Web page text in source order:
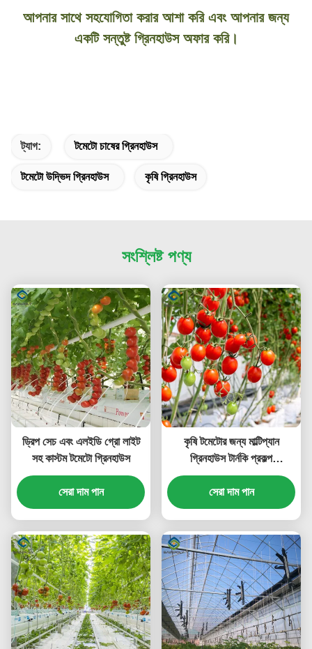
আপনার সাথে সহযোগিতা করার আশা করি এবং আপনার জন্য
একটি সন্তুষ্ট গ্রিনহাউস অফার করি।
ট্যাগ: টমেটো চাষের গ্রিনহাউস
টমেটো উদ্ভিদ গ্রিনহাউস কৃষি গ্রিনহাউস
সংশ্লিষ্ট পণ্য
ড্রিপ সেচ এবং এলইডি গ্রো লাইট
সহ কাস্টম টমেটো গ্রিনহাউস
সেরা দাম পান
কৃষি টমেটোর জন্য মাল্টিপ্যান
গ্রিনহাউস টার্নকি প্রকল্প
কাস্টমাইজযোগ্য আকার
সেরা দাম পান